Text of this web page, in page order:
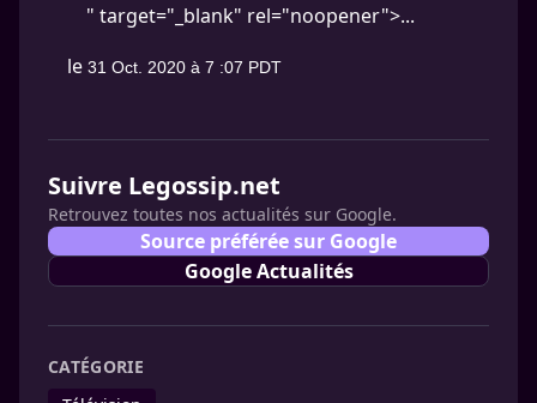
" target="_blank" rel="noopener">...
le 31 Oct. 2020 à 7 :07 PDT
Suivre Legossip.net
Retrouvez toutes nos actualités sur Google.
Source préférée sur Google
Google Actualités
CATÉGORIE